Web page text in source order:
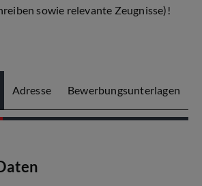
sowie relevante Zeugnisse)!
Adresse Bewerbungsunterlagen